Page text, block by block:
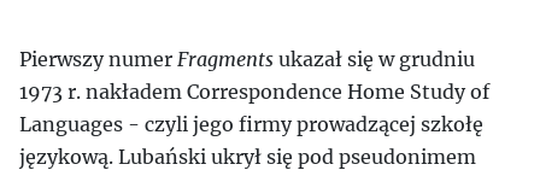
Pierwszy numer Fragments ukazał się w grudniu
1973 r. nakładem Correspondence Home Study of
Languages - czyli jego firmy prowadzącej szkołę
językową. Lubański ukrył się pod pseudonimem